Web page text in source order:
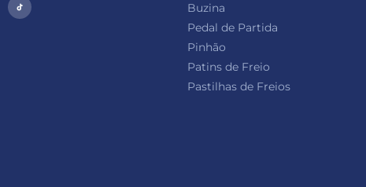
Buzina
Pedal de Partida
Pinhão
Patins de Freio
Pastilhas de Freios